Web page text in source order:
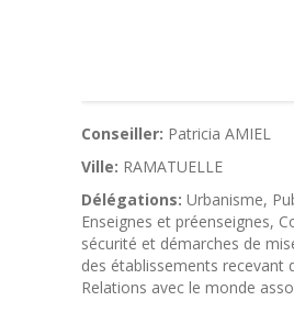
Conseiller: Patricia AMIEL
Ville: RAMATUELLE
Délégations: Urbanisme,
Enseignes et préenseignes,
sécurité et démarches de
des établissements recevant
Relations avec le monde